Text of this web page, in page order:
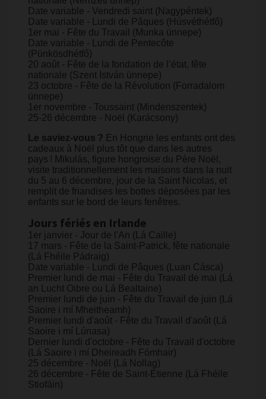
Date variable - Vendredi saint (Nagypéntek)
Date variable - Lundi de Pâques (Húsvéthétfő)
1er mai - Fête du Travail (Munka ünnepe)
Date variable - Lundi de Pentecôte
(Pünkösdhétfő)
20 août - Fête de la fondation de l’état, fête
nationale (Szent István ünnepe)
23 octobre - Fête de la Révolution (Forradalom
ünnepe)
1er novembre - Toussaint (Mindenszentek)
25-26 décembre - Noël (Karácsony)
Le saviez-vous ? En Hongrie les enfants ont des
cadeaux à Noël plus tôt que dans les autres
pays ! Mikulás, figure hongroise du Père Noël,
visite traditionnellement les maisons dans la nuit
du 5 au 6 décembre, jour de la Saint Nicolas, et
remplit de friandises les bottes déposées par les
enfants sur le bord de leurs fenêtres. ​​
Jours fériés en Irlande
1er janvier - Jour de l'An (Lá Caille)
17 mars - Fête de la Saint-Patrick, fête nationale
(Lá Fhéile Pádraig)
Date variable - Lundi de Pâques (Luan Cásca)
Premier lundi de mai - Fête du Travail de mai (Lá
an Lucht Oibre ou Lá Bealtaine)
Premier lundi de juin - Fête du Travail de juin (Lá
Saoire i mí Mheitheamh)
Premier lundi d'août - Fête du Travail d'août (Lá
Saoire i mí Lúnasa)
Dernier lundi d'octobre - Fête du Travail d'octobre
(Lá Saoire i mí Dheireadh Fómhair)
25 décembre - Noël (Lá Nollag)
26 décembre - Fête de Saint-Étienne (Lá Fhéile
Stiofáin)